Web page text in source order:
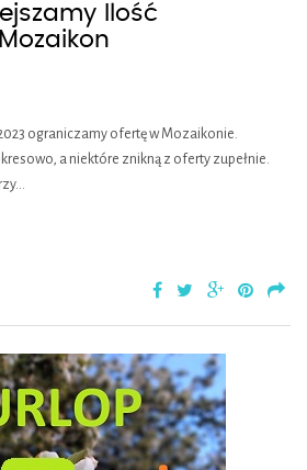
Ilość
ograniczamy ofertę w Mozaikonie.
a niektóre znikną z oferty zupełnie.